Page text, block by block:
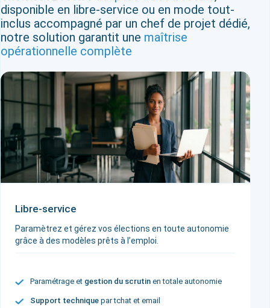
disponible en libre-service ou en mode tout-
inclus accompagné par un chef de projet dédié,
notre solution garantit une maîtrise
opérationnelle complète
Libre-service
Paramètrez et gérez vos élections en toute autonomie
grâce à des modèles prêts à l’emploi.
Paramétrage et gestion du scrutin en totale autonomie
Support technique par tchat et email